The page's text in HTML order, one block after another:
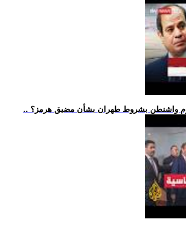
واشنطن بشروط طهران بشأن مضيق هرمز؟